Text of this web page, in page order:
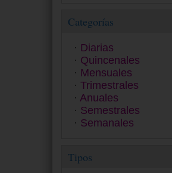
MyDay
Myvision Júnior
Myvision Max
Premio
Proclear
PureVision
Quattro
Safe-Gel
Safeline 55 A
SPH 5 Anual
Categorías
Diarias
Quincenales
Mensuales
Trimestrales
Anuales
Semestrales
Semanales
Tipos